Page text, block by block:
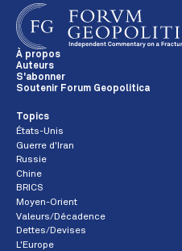
À propos
Auteurs
S'abonner
Soutenir Forum Geopolitica
Topics
États-Unis
Guerre d'Iran
Russie
Chine
BRICS
Moyen-Orient
Valeurs/Décadence
Dettes/Devises
L'Europe